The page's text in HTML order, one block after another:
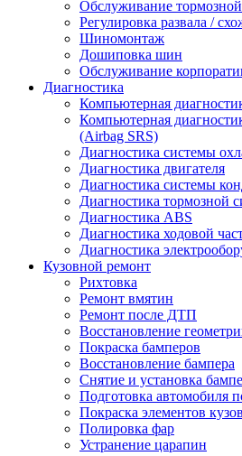
Обслуживание
Регулировка развала /
Шиномонтаж
Дошиповка шин
Обслуживание
Диагностика
Компьютерная
Компьютерная
(Airbag SRS)
Диагностика системы
Диагностика двигателя
Диагностика системы
Диагностика тормозной
Диагностика ABS
Диагностика ходовой
Диагностика
Кузовной ремонт
Рихтовка
Ремонт вмятин
Ремонт после ДТП
Восстановление
Покраска бамперов
Восстановление бампера
Снятие и установка
Подготовка автомобиля
Покраска элементов
Полировка фар
Устранение царапин